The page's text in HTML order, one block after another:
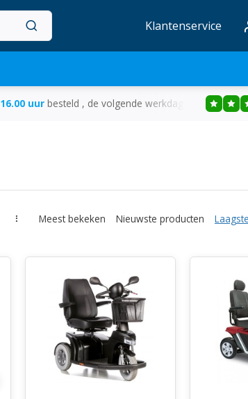
Klantenservice
16.00 uur besteld , de volgende werkdag in huis
Meest bekeken Nieuwste producten